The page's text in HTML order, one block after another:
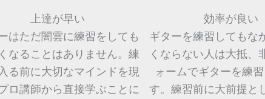
上達が早い
はただ闇雲に練習をしても
なることはありません。練
る前に大切なマインドを現
ロ講師から直接学ぶことに
効率が良い
ギターを練習してもな
くならない人は大抵、
ォームでギターを練
す。練習前に大前提と